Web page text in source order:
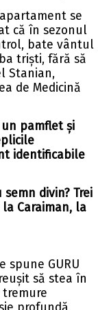
se
că în sezonul
bate vântul
triști, fără să
Stanian,
de Medicină
pamflet și
identificabile
divin? Trei
Caraiman, la
spune GURU
să stea în